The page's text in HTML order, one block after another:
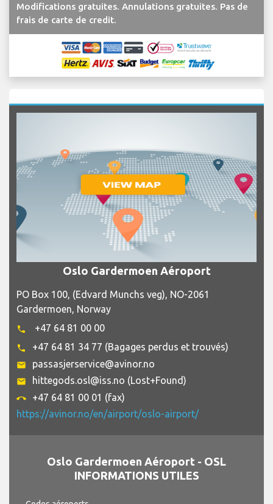
Modifications gratuites. Annulations gratuites. Pas de
frais de carte de credit.
Oslo Gardermoen Aéroport
PO Box 100, (Edvard Munchs veg), NO-2061
Gardermoen, Norway
phone +47 64 81 00 00
phone +47 64 81 34 77 (Bagages perdus et trouvés)
email passasjerservice@avinor.no
email hittegods.osl@iss.no (Lost+Found)
call_end
+47 64 81 00 01 (fax)
https://avinor.no/en/airport/oslo-airport/
Oslo Gardermoen Aéroport - OSL
INFORMATIONS UTILES